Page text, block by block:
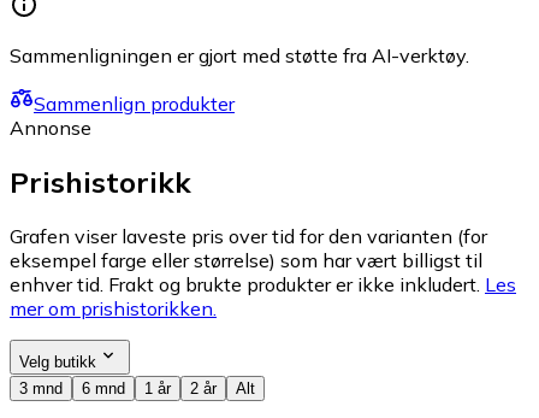
Sammenligningen er gjort med støtte fra AI-verktøy.
Sammenlign produkter
Annonse
Prishistorikk
Grafen viser laveste pris over tid for den varianten (for
eksempel farge eller størrelse) som har vært billigst til
enhver tid. Frakt og brukte produkter er ikke inkludert. Les
mer om prishistorikken.
Velg butikk
3 mnd
6 mnd 1 år 2 år Alt